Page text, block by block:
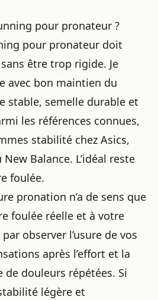
pour pronateur ?
pour pronateur doit
être trop rigide. Je
avec bon maintien du
stable, semelle durable et
les références connues,
stabilité chez Asics,
Balance. L’idéal reste
foulée.
pronation n’a de sens que
foulée réelle et à votre
observer l’usure de vos
après l’effort et la
de douleurs répétées. Si
légère et